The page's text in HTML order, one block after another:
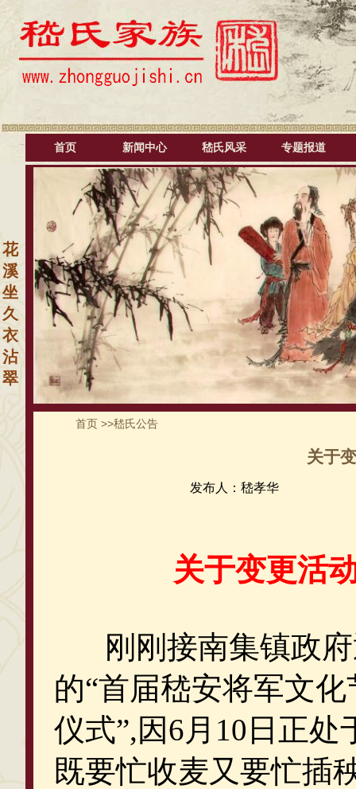
首页 新闻中心 嵇氏风采 专题报道
花
溪
坐
久
衣
沾
翠
首页 >>嵇氏公告
关于
发布人：嵇孝华
关于变更活
刚刚接南集镇政
的“首届嵇安将军文
仪式”,因6月10日正
既要忙收麦又要忙插